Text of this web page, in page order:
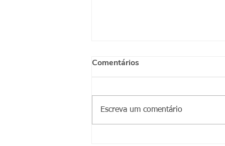
Comentários
Escreva um comentário